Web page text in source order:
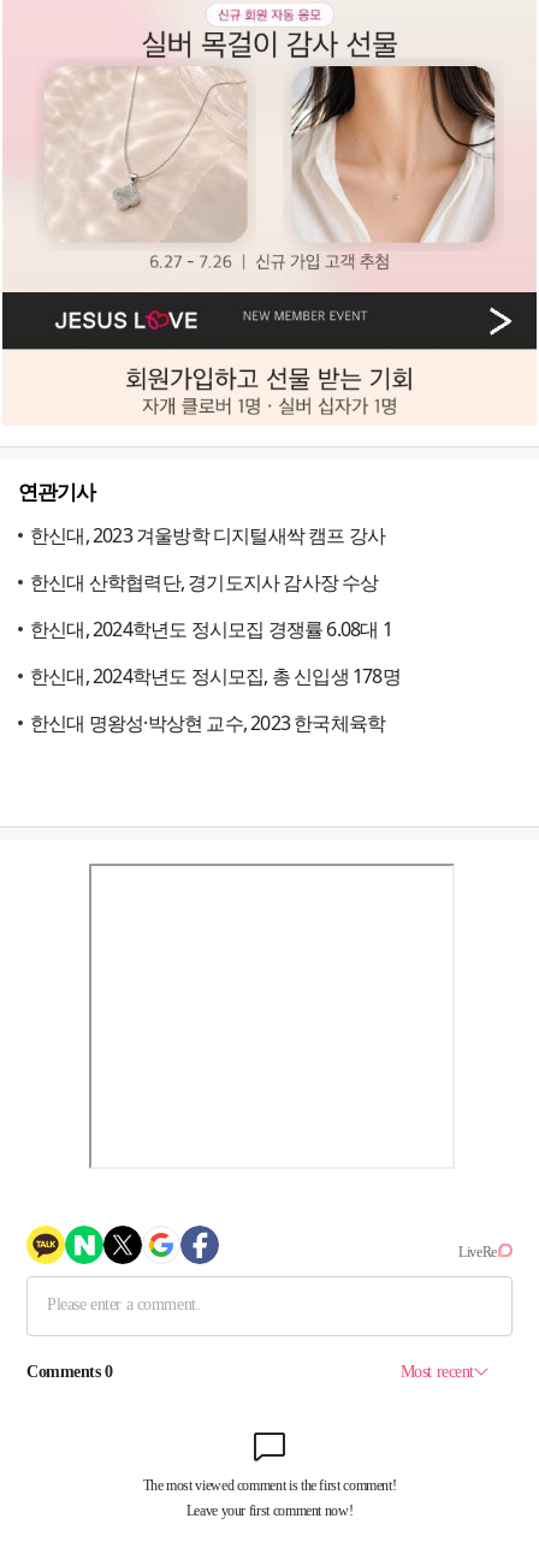
연관기사
한신대, 2023 겨울방학 디지털새싹 캠프 강사
한신대 산학협력단, 경기도지사 감사장 수상
한신대, 2024학년도 정시모집 경쟁률 6.08대 1
한신대, 2024학년도 정시모집, 총 신입생 178명
한신대 명왕성·박상현 교수, 2023 한국체육학